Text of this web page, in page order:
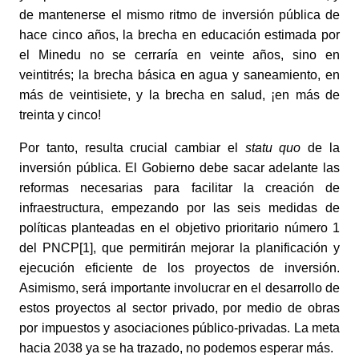
de mantenerse el mismo ritmo de inversión pública de
hace cinco años, la brecha en educación estimada por
el Minedu no se cerraría en veinte años, sino en
veintitrés; la brecha básica en agua y saneamiento, en
más de veintisiete, y la brecha en salud, ¡en más de
treinta y cinco!
Por tanto, resulta crucial cambiar el statu quo de la
inversión pública. El Gobierno debe sacar adelante las
reformas necesarias para facilitar la creación de
infraestructura, empezando por las seis medidas de
políticas planteadas en el objetivo prioritario número 1
del PNCP[1], que permitirán mejorar la planificación y
ejecución eficiente de los proyectos de inversión.
Asimismo, será importante involucrar en el desarrollo de
estos proyectos al sector privado, por medio de obras
por impuestos y asociaciones público-privadas. La meta
hacia 2038 ya se ha trazado, no podemos esperar más.